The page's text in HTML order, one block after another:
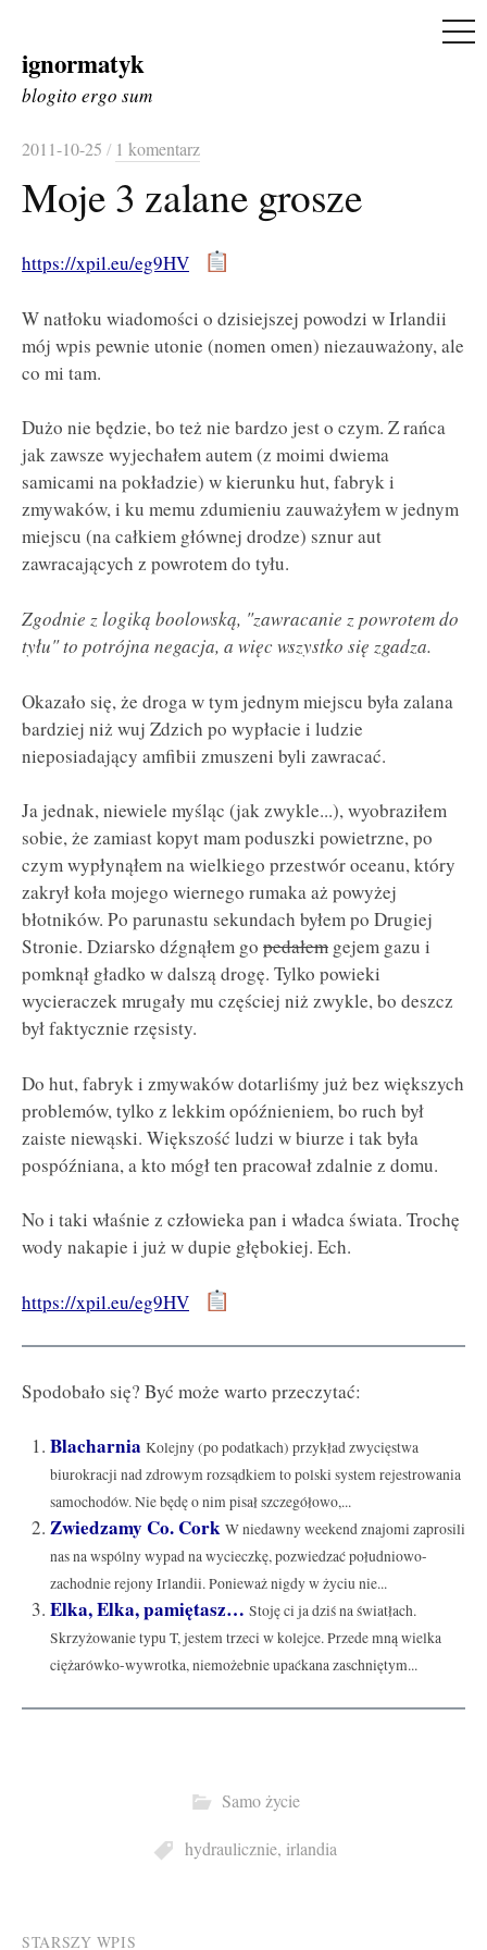
Skip
to
ignormatyk
blogito ergo sum
2011-10-25 / 1 komentarz
Moje 3 zalane grosze
https://xpil.eu/eg9HV
W natłoku wiadomości o dzisiejszej powodzi w Irlandii
mój wpis pewnie utonie (nomen omen) niezauważony, ale
co mi tam.
Dużo nie będzie, bo też nie bardzo jest o czym. Z rańca
jak zawsze wyjechałem autem (z moimi dwiema
samicami na pokładzie) w kierunku hut, fabryk i
zmywaków, i ku memu zdumieniu zauważyłem w jednym
miejscu (na całkiem głównej drodze) sznur aut
zawracających z powrotem do tyłu.
Zgodnie z logiką boolowską, "zawracanie z powrotem do
tyłu" to potrójna negacja, a więc wszystko się zgadza.
Okazało się, że droga w tym jednym miejscu była zalana
bardziej niż wuj Zdzich po wypłacie i ludzie
nieposiadający amfibii zmuszeni byli zawracać.
Ja jednak, niewiele myśląc (jak zwykle...), wyobraziłem
sobie, że zamiast kopyt mam poduszki powietrzne, po
czym wypłynąłem na wielkiego przestwór oceanu, który
zakrył koła mojego wiernego rumaka aż powyżej
błotników. Po parunastu sekundach byłem po Drugiej
Stronie. Dziarsko dźgnąłem go pedałem gejem gazu i
pomknął gładko w dalszą drogę. Tylko powieki
wycieraczek mrugały mu częściej niż zwykle, bo deszcz
był faktycznie rzęsisty.
Do hut, fabryk i zmywaków dotarliśmy już bez większych
problemów, tylko z lekkim opóźnieniem, bo ruch był
zaiste niewąski. Większość ludzi w biurze i tak była
pospóźniana, a kto mógł ten pracował zdalnie z domu.
No i taki właśnie z człowieka pan i władca świata. Trochę
wody nakapie i już w dupie głębokiej. Ech.
https://xpil.eu/eg9HV
Spodobało się? Być może warto przeczytać:
Blacharnia Kolejny (po podatkach) przykład zwycięstwa
biurokracji nad zdrowym rozsądkiem to polski system rejestrowania
samochodów. Nie będę o nim pisał szczegółowo,...
Zwiedzamy Co. Cork W niedawny weekend znajomi zaprosili
nas na wspólny wypad na wycieczkę, pozwiedzać południowo-
zachodnie rejony Irlandii. Ponieważ nigdy w życiu nie...
Elka, Elka, pamiętasz… Stoję ci ja dziś na światłach.
Skrzyżowanie typu T, jestem trzeci w kolejce. Przede mną wielka
ciężarówko-wywrotka, niemożebnie upaćkana zaschniętym...
Samo życie
hydraulicznie, irlandia
STARSZY WPIS